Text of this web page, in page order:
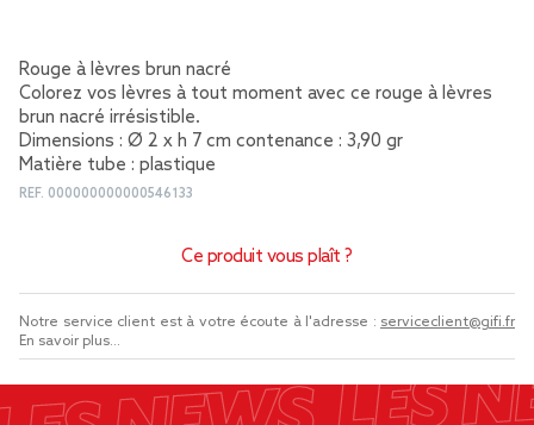
Rouge à lèvres brun nacré
Colorez vos lèvres à tout moment avec ce rouge à lèvres
brun nacré irrésistible.
Dimensions : Ø 2 x h 7 cm contenance : 3,90 gr
Matière tube : plastique
REF. 000000000000546133
Ce produit vous plaît ?
Notre service client est à votre écoute à l'adresse : serviceclient@gifi.fr
En savoir plus...